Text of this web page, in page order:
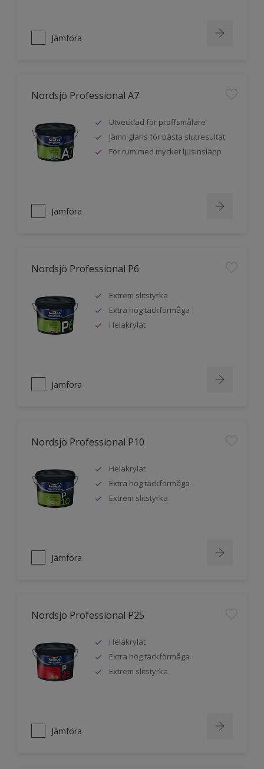
Jämföra
Nordsjö Professional A7
Utvecklad för proffsmålare
Jämn glans för bästa slutresultat
För rum med mycket ljusinsläpp
Jämföra
Nordsjö Professional P6
Extrem slitstyrka
Extra hög täckförmåga
Helakrylat
Jämföra
Nordsjö Professional P10
Helakrylat
Extra hög täckförmåga
Extrem slitstyrka
Jämföra
Nordsjö Professional P25
Helakrylat
Extra hög täckförmåga
Extrem slitstyrka
Jämföra